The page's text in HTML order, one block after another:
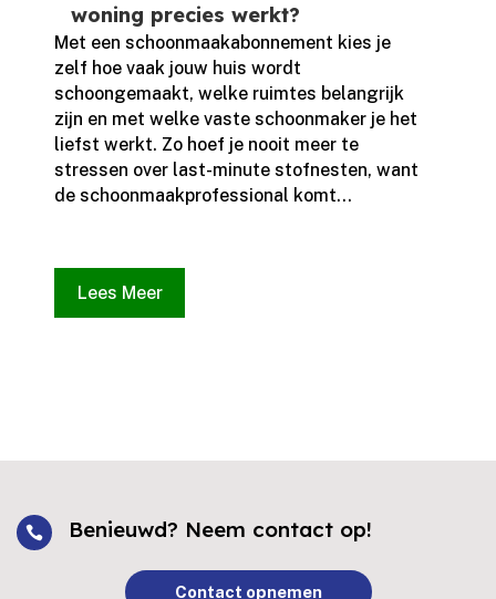
woning precies werkt?
Met een schoonmaakabonnement kies je
zelf hoe vaak jouw huis wordt
schoongemaakt, welke ruimtes belangrijk
zijn en met welke vaste schoonmaker je het
liefst werkt.​ Zo hoef je nooit meer te
stressen over last-minute stofnesten, want
de schoonmaakprofessional komt...
Lees Meer
 Benieuwd? Neem contact op!
Contact opnemen